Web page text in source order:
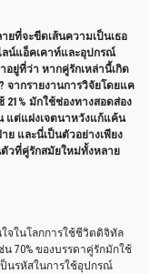
ยที่จะขีดเส้นความเป็นเธอ
น์แอ็คเคาท์และอุปกรณ์
อยู่ที่ว่า หากคู่รักเหล่านี้เกิด
? จากรายงานการวิจัยโดยแค
21% มักใช้ช่องทางสอดส่อง
แต่แฝงเจตนาหวังแก้แค้น
และนี่เป็นตัวอย่างเพียง
ตัวที่คู่รักสมัยใหม่ทั้งหลาย
จในโลกการใช้ชีวิตดิจิทัล
70% ของบรรดาคู่รักมักใช้
นรหัสในการใช้อุปกรณ์